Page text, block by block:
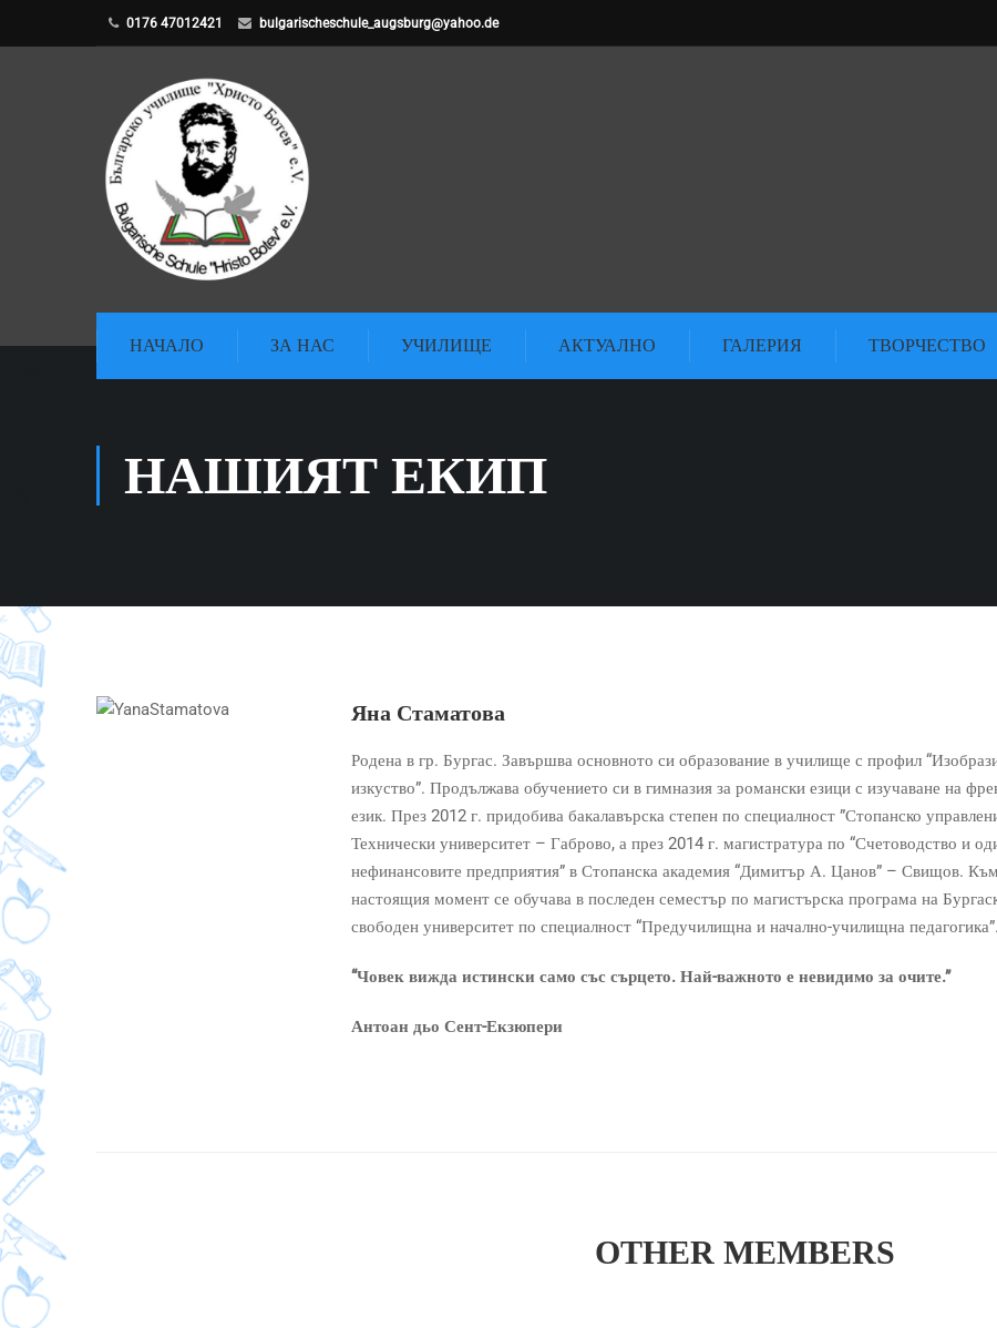
0176 47012421 bulgarischeschule_augsburg@yahoo.de
НАЧАЛО ЗА НАС УЧИЛИЩЕ АКТУАЛНО ГАЛЕРИЯ ТВОРЧЕСТВО
НАШИЯТ ЕКИП
Яна Стаматова
Родена в гр. Бургас. Завършва основното си образование в училище с профил
изкуство”. Продължава обучението си в гимназия за романски езици с изучаване на
език. През 2012 г. придобива бакалавърска степен по специалност ”Стопанско
Технически университет – Габрово, а през 2014 г. магистратура по “Счетоводство и
нефинансовите предприятия” в Стопанска академия “Димитър А. Цанов” – Свищов. Към
настоящия момент се обучава в последен семестър по магистърска програма на
свободен университет по специалност “Предучилищна и начално-училищна педагогика”.
“Човек вижда истински само със сърцето. Най-важното е невидимо за очите.”
Антоан дьо Сент-Екзюпери
OTHER MEMBERS